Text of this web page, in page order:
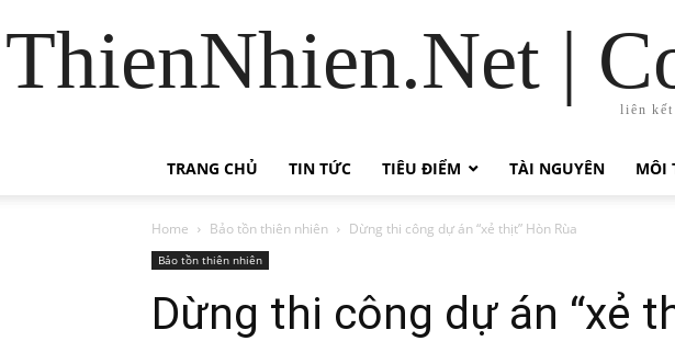
ThienNhien.Net |
liên kết
TRANG CHỦ TIN TỨC TIÊU ĐIỂM TÀI NGUYÊN MÔI
Home Bảo tồn thiên nhiên Dừng thi công dự án “xẻ thịt” Hòn Rùa
Bảo tồn thiên nhiên
Dừng thi công dự án “xẻ